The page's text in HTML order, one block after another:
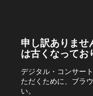
申し訳ありませ
は古くなってお
デジタル・コンサー
ただくために、ブラ
い。